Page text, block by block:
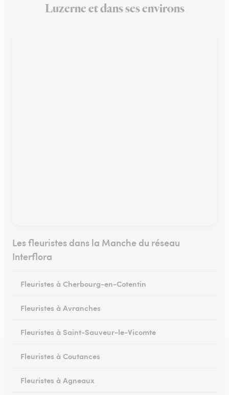
Luzerne et dans ses environs
Les fleuristes dans la Manche du réseau
Interflora
Fleuristes à Cherbourg-en-Cotentin
Fleuristes à Avranches
Fleuristes à Saint-Sauveur-le-Vicomte
Fleuristes à Coutances
Fleuristes à Agneaux